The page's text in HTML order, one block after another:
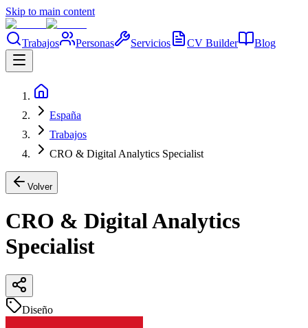
Skip to main content
Trabajos Personas Servicios CV Builder Blog
España
Trabajos
CRO & Digital Analytics Specialist
Volver
CRO & Digital Analytics
Specialist
Diseño